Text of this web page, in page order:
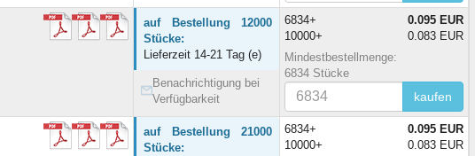
auf Bestellung 12000
Stücke:
Lieferzeit 14-21 Tag (e)
Benachrichtigung bei
Verfügbarkeit
6834+
0.095 EUR
10000+
0.083 EUR
Mindestbestellmenge:
6834 Stücke
kaufen
auf Bestellung 21000
Stücke:
6834+
0.095 EUR
10000+
0.083 EUR